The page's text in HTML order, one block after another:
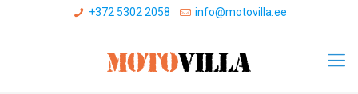
+372 5302 2058 info@motovilla.ee